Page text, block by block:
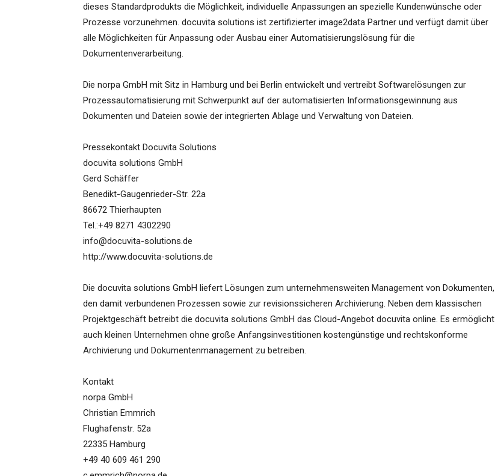
dieses Standardprodukts die Möglichkeit, individuelle Anpassungen an spezielle Kundenwünsche oder
Prozesse vorzunehmen. docuvita solutions ist zertifizierter image2data Partner und verfügt damit über
alle Möglichkeiten für Anpassung oder Ausbau einer Automatisierungslösung für die
Dokumentenverarbeitung.
Die norpa GmbH mit Sitz in Hamburg und bei Berlin entwickelt und vertreibt Softwarelösungen zur
Prozessautomatisierung mit Schwerpunkt auf der automatisierten Informationsgewinnung aus
Dokumenten und Dateien sowie der integrierten Ablage und Verwaltung von Dateien.
Pressekontakt Docuvita Solutions
docuvita solutions GmbH
Gerd Schäffer
Benedikt-Gaugenrieder-Str. 22a
86672 Thierhaupten
Tel.:+49 8271 4302290
info@docuvita-solutions.de
http://www.docuvita-solutions.de
Die docuvita solutions GmbH liefert Lösungen zum unternehmensweiten Management von Dokumenten,
den damit verbundenen Prozessen sowie zur revisionssicheren Archivierung. Neben dem klassischen
Projektgeschäft betreibt die docuvita solutions GmbH das Cloud-Angebot docuvita online. Es ermöglicht
auch kleinen Unternehmen ohne große Anfangsinvestitionen kostengünstige und rechtskonforme
Archivierung und Dokumentenmanagement zu betreiben.
Kontakt
norpa GmbH
Christian Emmrich
Flughafenstr. 52a
22335 Hamburg
+49 40 609 461 290